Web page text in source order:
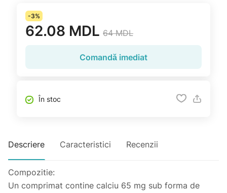
-3%
62.08 MDL 64 MDL
Comandă imediat
În stoc
Descriere Caracteristici Recenzii
Compozitie:
Un comprimat contine calciu 65 mg sub forma de